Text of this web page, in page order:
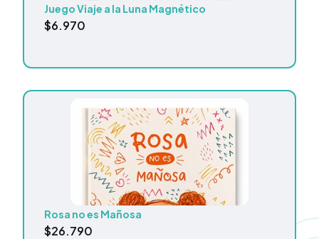
Juego Viaje a la Luna Magnético
$6.970
Rosa no es Mañosa
$26.790